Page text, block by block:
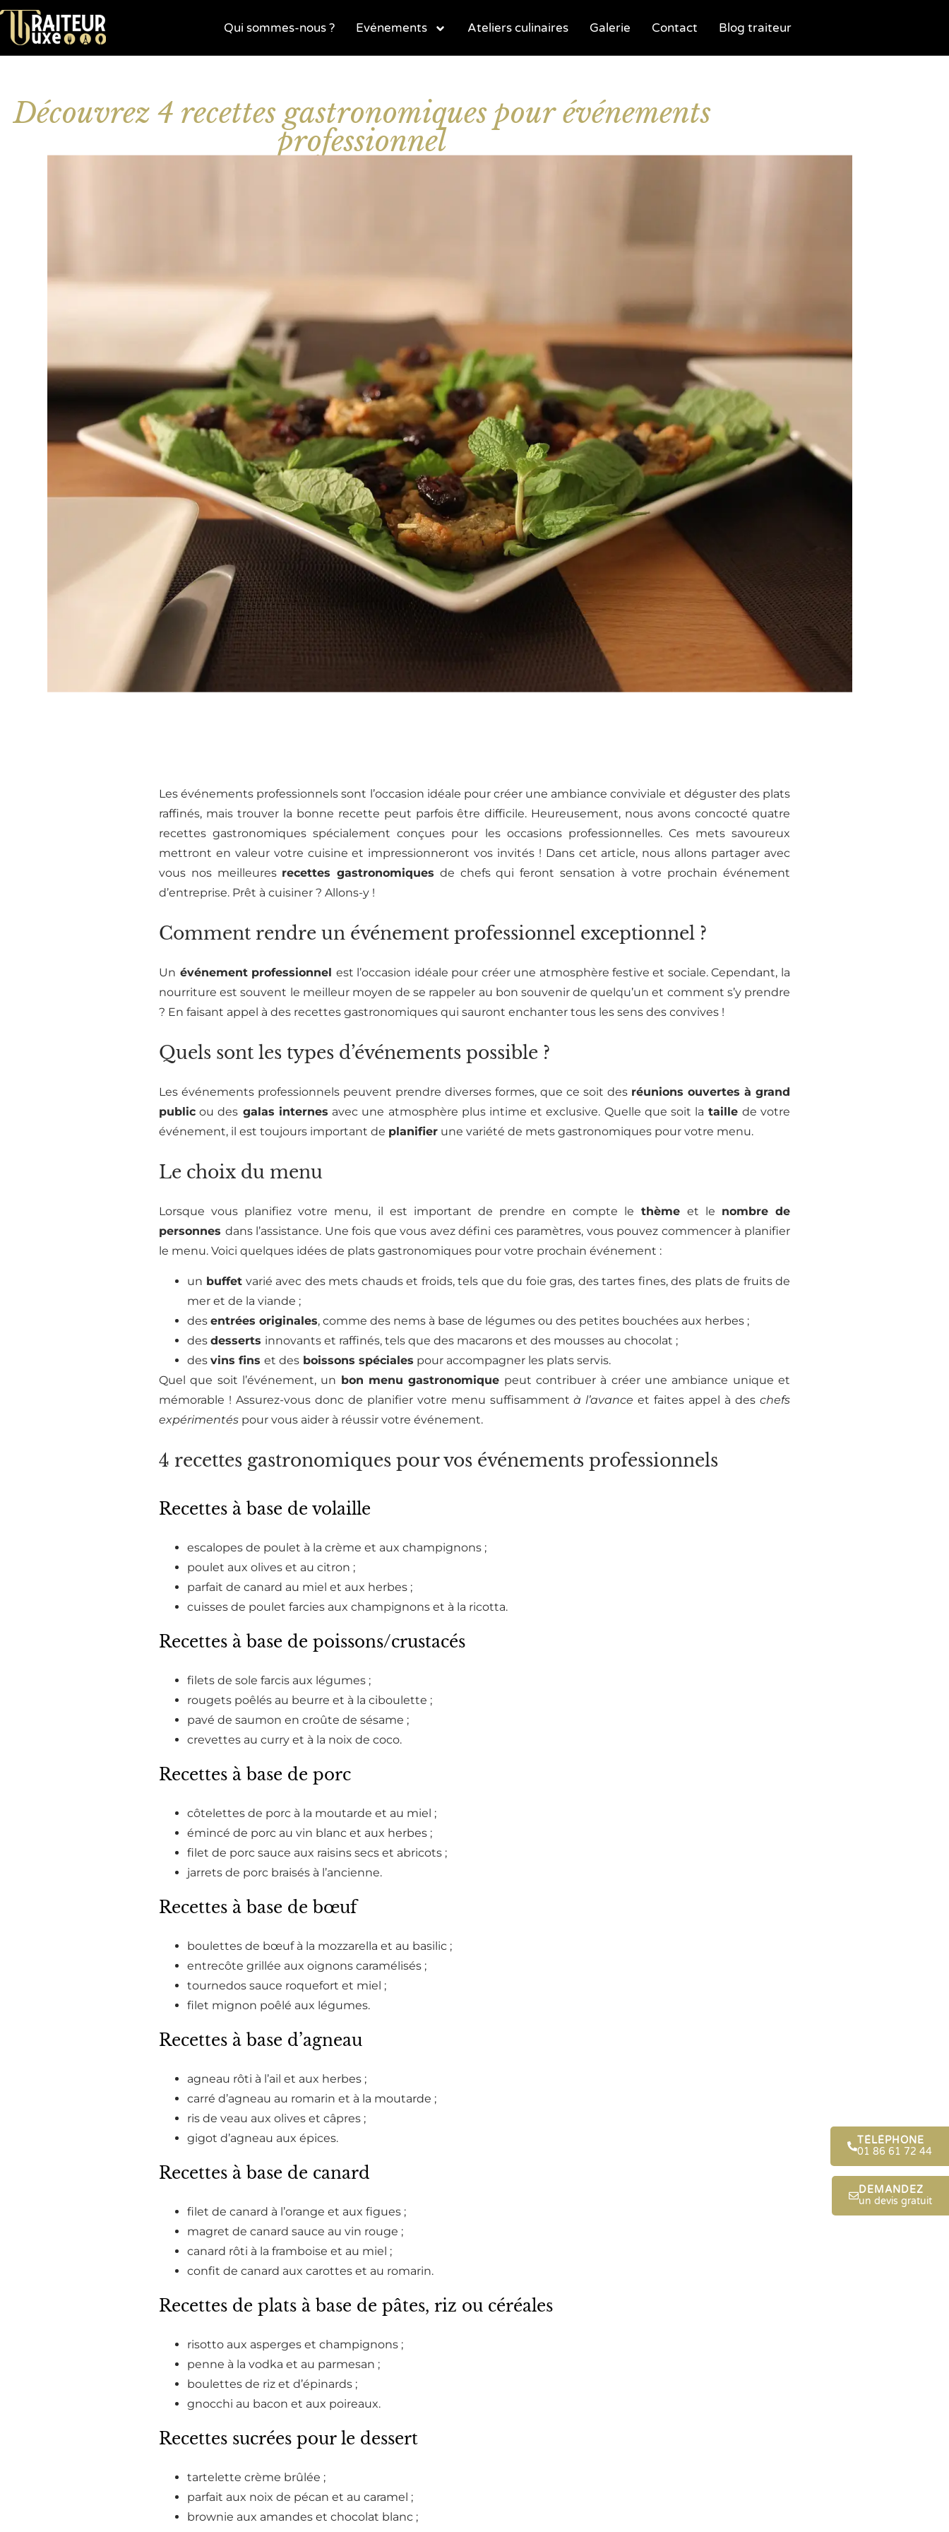
Qui sommes-nous ? Evénements Ateliers culinaires Galerie Contact Blog traiteur
Découvrez 4 recettes gastronomiques pour événements
professionnel
Les événements professionnels sont l’occasion idéale pour créer une ambiance conviviale et déguster des plats
raffinés, mais trouver la bonne recette peut parfois être difficile. Heureusement, nous avons concocté quatre
recettes gastronomiques spécialement conçues pour les occasions professionnelles. Ces mets savoureux
mettront en valeur votre cuisine et impressionneront vos invités ! Dans cet article, nous allons partager avec
vous nos meilleures recettes gastronomiques de chefs qui feront sensation à votre prochain événement
d’entreprise. Prêt à cuisiner ? Allons-y !
Comment rendre un événement professionnel exceptionnel ?
Un événement professionnel est l’occasion idéale pour créer une atmosphère festive et sociale. Cependant, la
nourriture est souvent le meilleur moyen de se rappeler au bon souvenir de quelqu’un et comment s’y prendre
? En faisant appel à des recettes gastronomiques qui sauront enchanter tous les sens des convives !
Quels sont les types d’événements possible ?
Les événements professionnels peuvent prendre diverses formes, que ce soit des réunions ouvertes à grand
public ou des galas internes avec une atmosphère plus intime et exclusive. Quelle que soit la taille de votre
événement, il est toujours important de planifier une variété de mets gastronomiques pour votre menu.
Le choix du menu
Lorsque vous planifiez votre menu, il est important de prendre en compte le thème et le nombre de
personnes dans l’assistance. Une fois que vous avez défini ces paramètres, vous pouvez commencer à planifier
le menu. Voici quelques idées de plats gastronomiques pour votre prochain événement :
un buffet varié avec des mets chauds et froids, tels que du foie gras, des tartes fines, des plats de fruits de
mer et de la viande ;
desentrées originales, comme des nems à base de légumes ou des petites bouchées aux herbes ;
desdesserts innovants et raffinés, tels que des macarons et des mousses au chocolat ;
desvins finset des boissons spéciales pour accompagner les plats servis.
Quel que soit l’événement, un bon menu gastronomique peut contribuer à créer une ambiance unique et
mémorable ! Assurez-vous donc de planifier votre menu suffisamment à l’avance et faites appel à des chefs
expérimentés pour vous aider à réussir votre événement.
4 recettes gastronomiques pour vos événements professionnels
Recettes à base de volaille
escalopes de poulet à la crème et aux champignons ;
poulet aux olives et au citron ;
parfait de canard au miel et aux herbes ;
cuisses de poulet farcies aux champignons et à la ricotta.
Recettes à base de poissons/crustacés
filets de sole farcis aux légumes ;
rougets poêlés au beurre et à la ciboulette ;
pavé de saumon en croûte de sésame ;
crevettes au curry et à la noix de coco.
Recettes à base de porc
côtelettes de porc à la moutarde et au miel ;
émincé de porc au vin blanc et aux herbes ;
filet de porc sauce aux raisins secs et abricots ;
jarrets de porc braisés à l’ancienne.
Recettes à base de bœuf
boulettes de bœuf à la mozzarella et au basilic ;
entrecôte grillée aux oignons caramélisés ;
tournedos sauce roquefort et miel ;
filet mignon poêlé aux légumes.
Recettes à base d’agneau
agneau rôti à l’ail et aux herbes ;
carré d’agneau au romarin et à la moutarde ;
ris de veau aux olives et câpres ;
gigot d’agneau aux épices.
Recettes à base de canard
filet de canard à l’orange et aux figues ;
magret de canard sauce au vin rouge ;
canard rôti à la framboise et au miel ;
confit de canard aux carottes et au romarin.
Recettes de plats à base de pâtes, riz ou céréales
risotto aux asperges et champignons ;
penne à la vodka et au parmesan ;
boulettes de riz et d’épinards ;
gnocchi au bacon et aux poireaux.
Recettes sucrées pour le dessert
tartelette crème brûlée ;
parfait aux noix de pécan et au caramel ;
brownie aux amandes et chocolat blanc ;
DEMANDEZ
un devis gratuit
TÉLÉPHONE
01 86 61 72 44